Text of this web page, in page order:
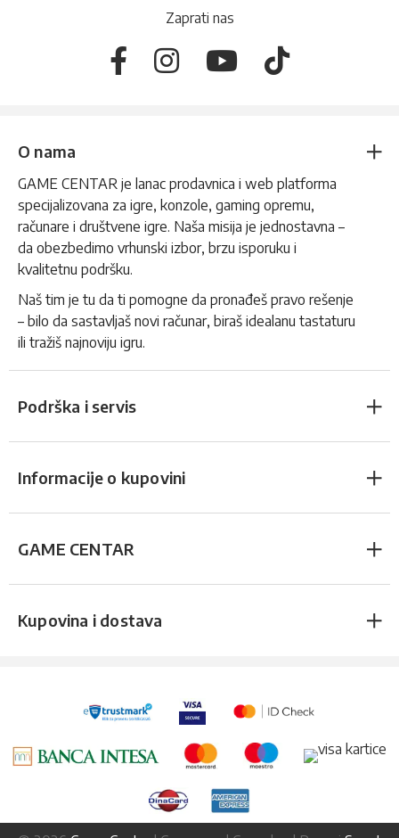
Zaprati nas
O nama
GAME CENTAR je lanac prodavnica i web platforma
specijalizovana za igre, konzole, gaming opremu,
računare i društvene igre. Naša misija je jednostavna –
da obezbedimo vrhunski izbor, brzu isporuku i
kvalitetnu podršku.
Naš tim je tu da ti pomogne da pronađeš pravo rešenje
– bilo da sastavljaš novi računar, biraš idealanu tastaturu
ili tražiš najnoviju igru.
Podrška i servis
Informacije o kupovini
GAME CENTAR
Kupovina i dostava